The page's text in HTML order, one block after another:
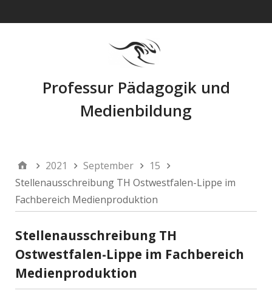
Professur Pädagogik und
Medienbildung
2021 September
15
Stellenausschreibung TH Ostwestfalen-Lippe im
Fachbereich Medienproduktion
Stellenausschreibung TH
Ostwestfalen-Lippe im Fachbereich
Medienproduktion